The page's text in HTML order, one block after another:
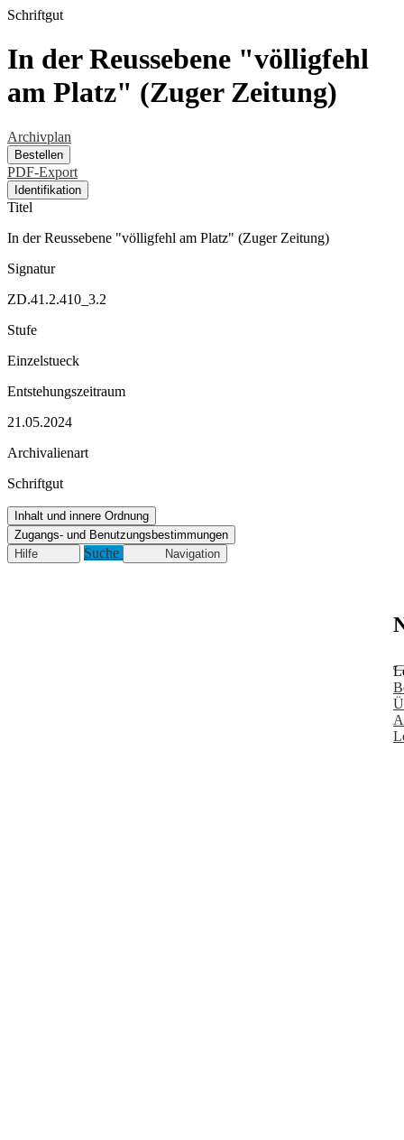
Schriftgut
In der Reussebene "völligfehl
am Platz" (Zuger Zeitung)
Archivplan
Bestellen
PDF-Export
Identifikation
Titel
In der Reussebene "völligfehl am Platz" (Zuger Zeitung)
Signatur
ZD.41.2.410_3.2
Stufe
Einzelstueck
Entstehungszeitraum
21.05.2024
Archivalienart
Schriftgut
Inhalt und innere Ordnung
Zugangs- und Benutzungsbestimmungen
Hilfe
Suche Navigation